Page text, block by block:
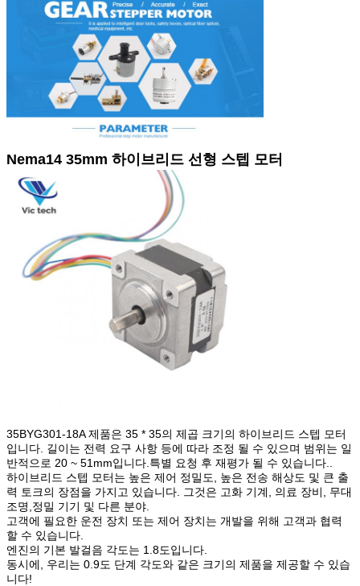
Nema14 35mm 하이브리드 선형 스텝 모터
35BYG301-18A 제품은 35 * 35의 제곱 크기의 하이브리드 스텝 모터
입니다. 길이는 전력 요구 사항 등에 따라 조정 될 수 있으며 범위는 일
반적으로 20 ~ 51mm입니다.특별 요청 후 재평가 될 수 있습니다..
하이브리드 스텝 모터는 높은 제어 정밀도, 높은 전송 해상도 및 큰 출
력 토크의 장점을 가지고 있습니다. 그것은 고화 기계, 의료 장비, 무대
조명,정밀 기기 및 다른 분야.
고객에 필요한 운전 장치 또는 제어 장치는 개발을 위해 고객과 협력
할 수 있습니다.
엔진의 기본 발걸음 각도는 1.8도입니다.
동시에, 우리는 0.9도 단계 각도와 같은 크기의 제품을 제공할 수 있습
니다!